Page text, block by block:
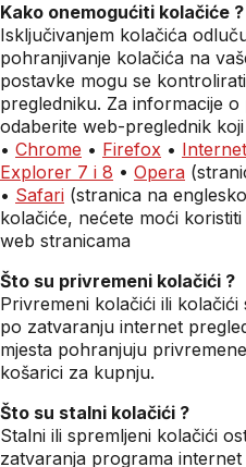
Kako onemogućiti kolačiće ?
Isključivanjem kolačića
pohranjivanje kolačića na
postavke mogu se
pregledniku. Za informacije
odaberite web-preglednik
• Chrome • Firefox •
Explorer 7 i 8 • Opera
• Safari (stranica na
kolačiće, nećete moći
web stranicama
Što su privremeni kolačići ?
Privremeni kolačići ili
po zatvaranju internet
mjesta pohranjuju
košarici za kupnju.
Što su stalni kolačići ?
Stalni ili spremljeni kolačići
zatvaranja programa